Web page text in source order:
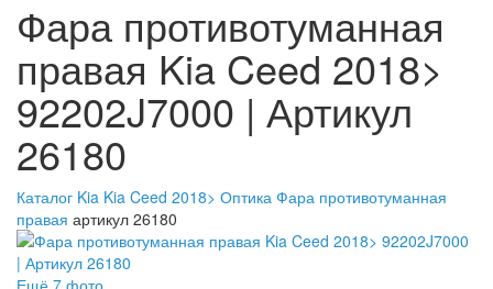
Фара противотуманная
правая Kia Ceed 2018>
92202J7000 | Артикул
26180
Каталог Kia Kia Ceed 2018> Оптика Фара противотуманная
правая артикул 26180
Ещё 7 фото